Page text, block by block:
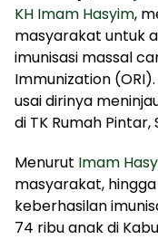
KH Imam Hasyim,
masyarakat untuk
imunisasi massal
Immunization
usai dirinya
di TK Rumah
Menurut Imam
masyarakat,
keberhasilan
74 ribu anak di